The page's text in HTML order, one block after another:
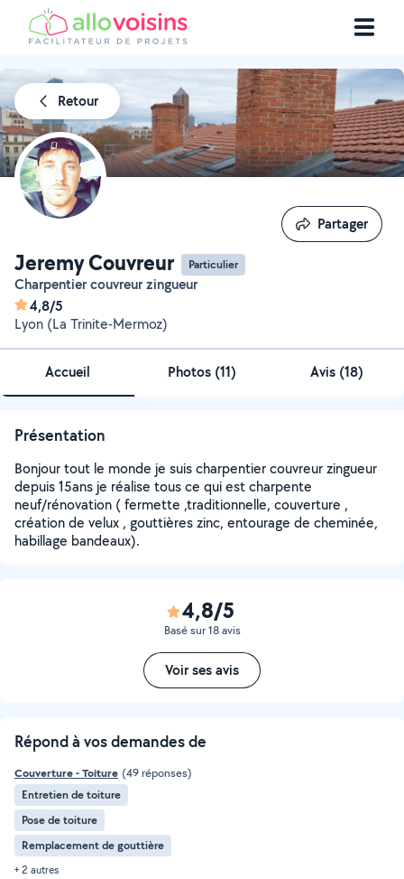
Retour
Jeremy Couvreur Particulier
Charpentier couvreur zingueur
4,8/5
Lyon (La Trinite-Mermoz)
Partager
Partager
Accueil Photos (11) Avis (18)
Présentation
Bonjour tout le monde je suis charpentier couvreur zingueur
depuis 15ans je réalise tous ce qui est charpente
neuf/rénovation ( fermette ,traditionnelle, couverture ,
création de velux , gouttières zinc, entourage de cheminée,
habillage bandeaux).
4,8/5
Basé sur 18 avis
Voir ses avis
Répond à vos demandes de
Couverture - Toiture (49 réponses)
Entretien de toiture
Pose de toiture
Remplacement de gouttière
+ 2 autres